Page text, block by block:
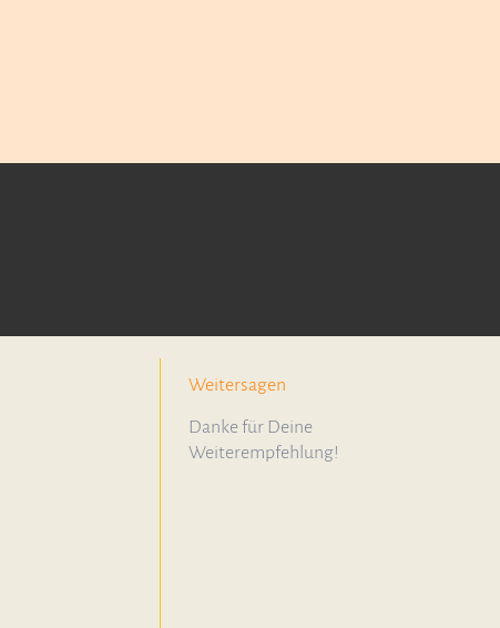
Weitersagen
Danke für Deine
Weiterempfehlung!